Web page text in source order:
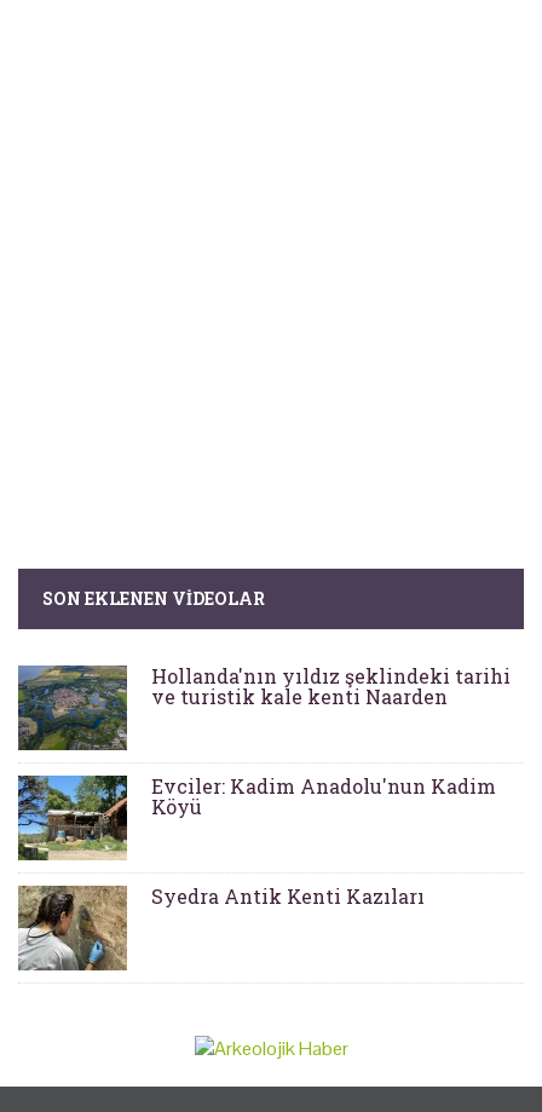
SON EKLENEN VIDEOLAR
Hollanda'nın yıldız şeklindeki tarihi
ve turistik kale kenti Naarden
Evciler: Kadim Anadolu'nun Kadim
Köyü
Syedra Antik Kenti Kazıları